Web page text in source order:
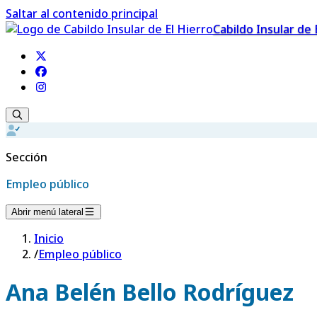
Saltar al contenido principal
Cabildo Insular de
Sección
Empleo público
Abrir menú lateral
Inicio
/Empleo público
Ana Belén Bello Rodríguez